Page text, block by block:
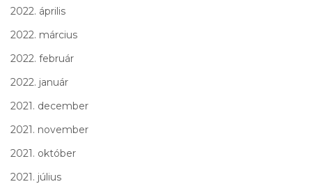
2022. április
2022. március
2022. február
2022. január
2021. december
2021. november
2021. október
2021. július